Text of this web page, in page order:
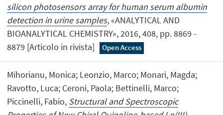
silicon photosensors array for human serum albumin
detection in urine samples, «ANALYTICAL AND
BIOANALYTICAL CHEMISTRY», 2016, 408, pp. 8869 -
8879 [Articolo in rivista]
Open Access
Mihorianu, Monica; Leonzio, Marco; Monari, Magda;
Ravotto, Luca; Ceroni, Paola; Bettinelli, Marco;
Piccinelli, Fabio, Structural and Spectroscopic